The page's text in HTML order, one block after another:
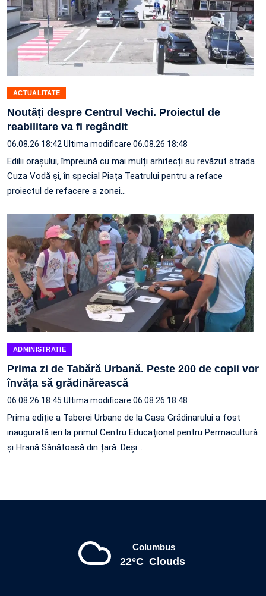
ACTUALITATE
Noutăți despre Centrul Vechi. Proiectul de
reabilitare va fi regândit
06.08.26 18:42 Ultima modificare 06.08.26 18:48
Edilii orașului, împreună cu mai mulți arhitecți au revăzut strada
Cuza Vodă și, în special Piața Teatrului pentru a reface
proiectul de refacere a zonei…
ADMINISTRATIE
Prima zi de Tabără Urbană. Peste 200 de copii vor
învăța să grădinărească
06.08.26 18:45 Ultima modificare 06.08.26 18:48
Prima ediție a Taberei Urbane de la Casa Grădinarului a fost
inaugurată ieri la primul Centru Educațional pentru Permacultură
și Hrană Sănătoasă din țară. Deși…
Columbus
22°C Clouds